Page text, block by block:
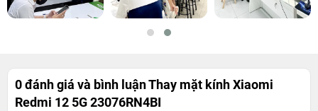
0 đánh giá và bình luậnThay mặt kính Xiaomi
Redmi 12 5G 23076RN4BI